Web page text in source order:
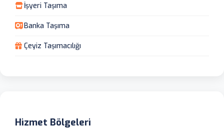
İşyeri Taşıma
Banka Taşıma
Çeyiz Taşımacılığı
Hizmet Bölgeleri